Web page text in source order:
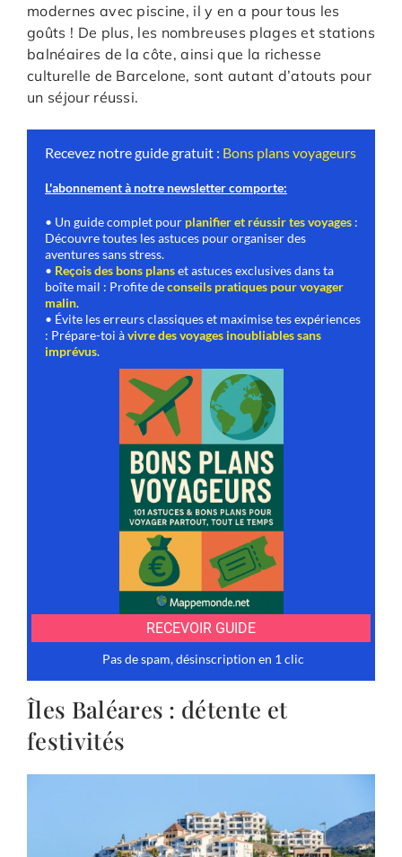
modernes avec piscine, il y en a pour tous les
goûts ! De plus, les nombreuses plages et stations
balnéaires de la côte, ainsi que la richesse
culturelle de Barcelone, sont autant d’atouts pour
un séjour réussi.
Îles Baléares : détente et
festivités